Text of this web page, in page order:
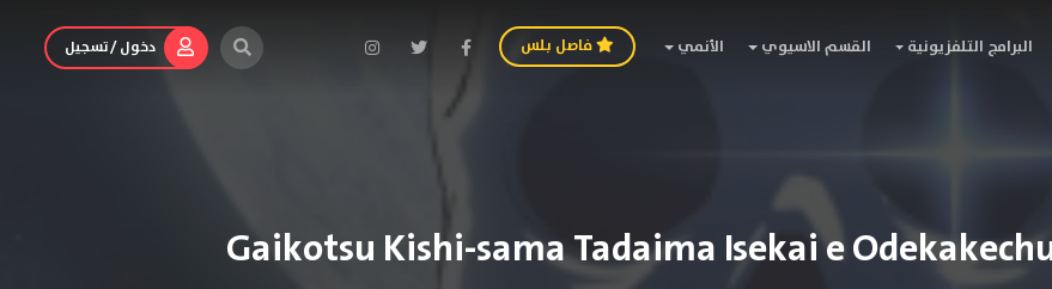
البرامج التلفزيونية القسم الاسيوي الأنمي فاصل بلس دخول / تسجيل